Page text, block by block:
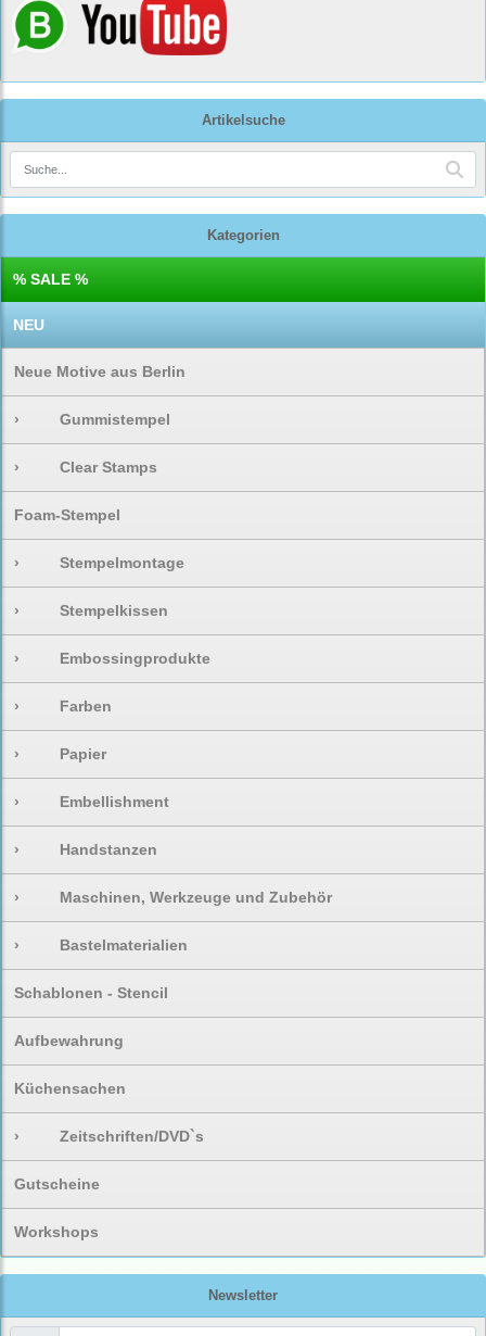
Artikelsuche
Kategorien
% SALE %
NEU
Neue Motive aus Berlin
› Gummistempel
› Clear Stamps
Foam-Stempel
› Stempelmontage
› Stempelkissen
› Embossingprodukte
› Farben
› Papier
› Embellishment
› Handstanzen
› Maschinen, Werkzeuge und Zubehör
› Bastelmaterialien
Schablonen - Stencil
Aufbewahrung
Küchensachen
› Zeitschriften/DVD`s
Gutscheine
Workshops
Newsletter